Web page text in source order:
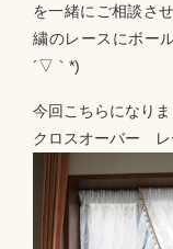
を一緒にご相談さ
繍のレースにボー
´▽｀*)
今回こちらになり
クロスオーバー レ